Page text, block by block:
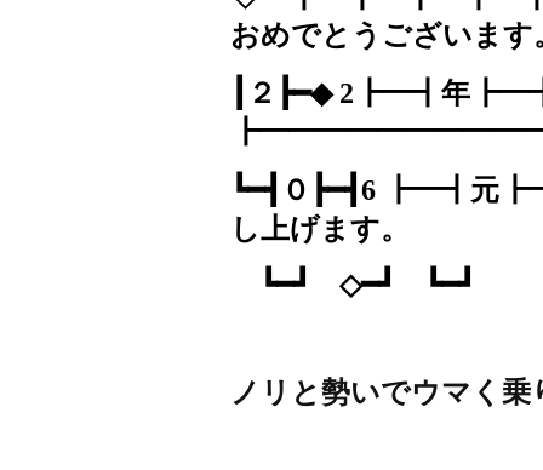
おめでとうございま
┃２┣━◆2 ┣━┫年
┗━┫０┣━┫ 6
┣━┫元
し上げます。
┗━┛ ◇━┛ ┗━┛
ノリと勢いでウマく